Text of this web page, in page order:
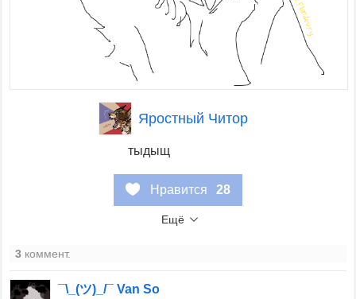
Яростный Читор
тыдыщ
Нравится 28
Ещё
3 коммент.
¯\_(ツ)_/¯ Van So